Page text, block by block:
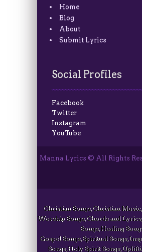
Home
Blog
About
Submit Lyrics
Social Profiles
Facebook
Twitter
Instagram
YouTube
Manna Lyrics © All Rights
Christian Songs, Christian Music,
Worship Songs, Chords and
Songs, Healing
Gospel Songs, Spiritual Songs,
Songs, Holy Spirit Songs,